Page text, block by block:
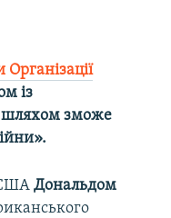
із
шляхом зможе
СШАДональдом